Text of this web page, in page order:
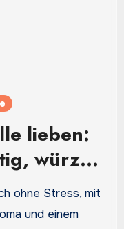
lieben:
würzig
ohne Stress, mit
und einem